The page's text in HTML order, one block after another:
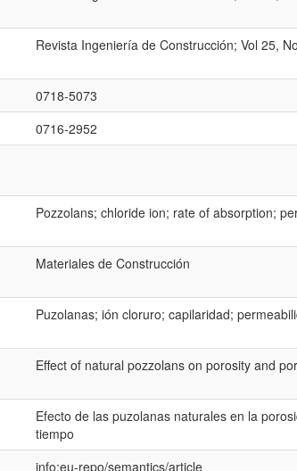
Revista Ingeniería de Construcción; Vol 25,
0718-5073
0716-2952
Pozzolans; chloride ion; rate of absorption;
Materiales de Construcción
Puzolanas; ión cloruro; capilaridad;
Effect of natural pozzolans on porosity and
Efecto de las puzolanas naturales en la
tiempo
info:eu-repo/semantics/article